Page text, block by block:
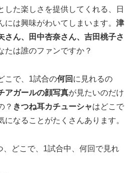
した楽しさを提供してくれる、日
は興味がわいてしまいます。 津
さん、田中杏奈さん、吉田桃子さ
たは誰のファンですか？
こで、1試合の何回 に見れるの
アガールの顔写真が見たいのだけ
？ きつね耳カチューシャはどこで
になることがたくさんあります。
、どこで、1試合中、何回で見れ